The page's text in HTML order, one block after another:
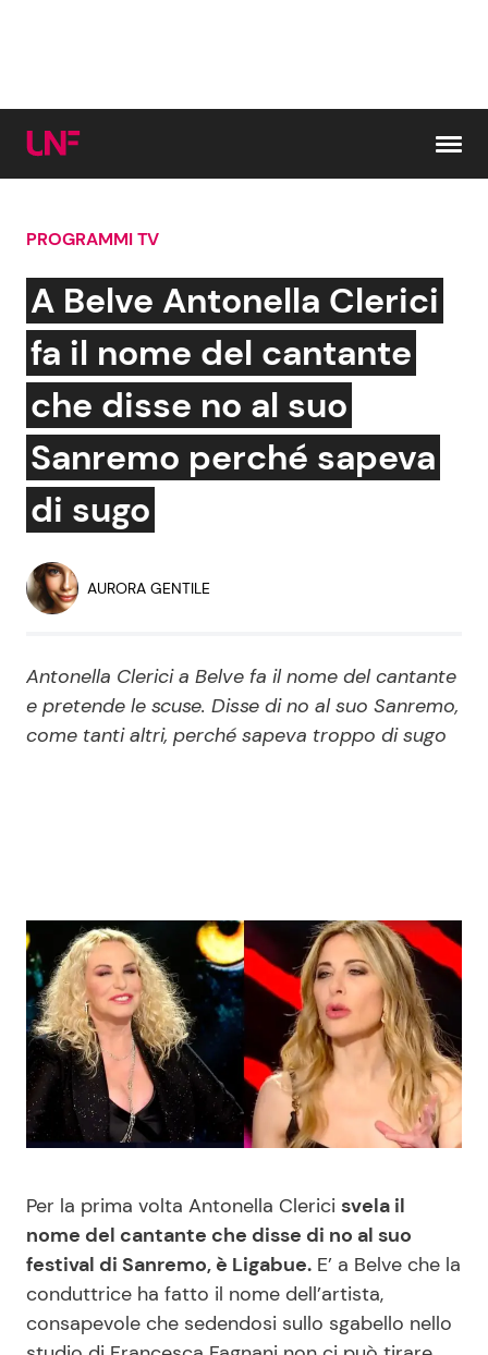
Cerca:
News e Cronaca
Attualità Italiana
Dal Mondo
Economia
Persone Scomparse
Gossip e TV
Bellezze VIP
Coppie VIP
Soap Opera
News Spettacolo
Benessere
Casa
Moda e Style
Mondo Mamma
News benessere
Salute
Cucina e Ricette
Consigli di Cucina
Dolci
Le Ricette in TV
Primi Piatti
Ricette Facili e Veloci
PROGRAMMI TV
A Belve Antonella Clerici
fa il nome del cantante
che disse no al suo
Sanremo perché sapeva
di sugo
AURORA GENTILE
Antonella Clerici a Belve fa il nome del cantante
e pretende le scuse. Disse di no al suo Sanremo,
come tanti altri, perché sapeva troppo di sugo
Per la prima volta Antonella Clerici svela il
nome del cantante che disse di no al suo
festival di Sanremo, è Ligabue. E’ a Belve che la
conduttrice ha fatto il nome dell’artista,
consapevole che sedendosi sullo sgabello nello